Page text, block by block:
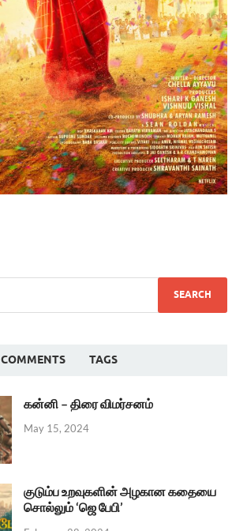
COMMENTS TAGS
கன்னி – திரை விமர்சனம்
May 15, 2024
குடும்ப உறவுகளின் அழகான கதையை
சொல்லும் ‘ஜெ பேபி’